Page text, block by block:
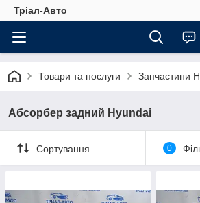
Тріал-Авто
Товари та послуги Запчастини
Абсорбер задний Hyundai
Сортування 0